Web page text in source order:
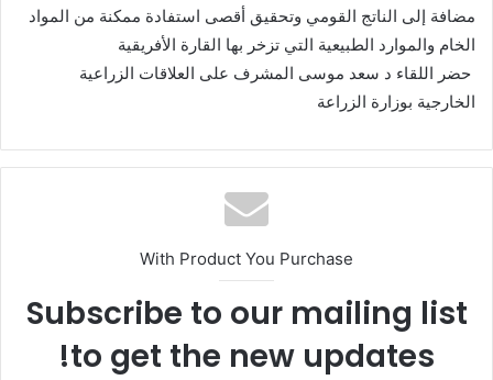
مضافة إلى الناتج القومي وتحقيق أقصى استفادة ممكنة من المواد
الخام والموارد الطبيعية التي تزخر بها القارة الأفريقية
‏ حضر اللقاء د سعد موسى المشرف على العلاقات الزراعية
الخارجية بوزارة الزراعة
With Product You Purchase
Subscribe to our mailing list
to get the new updates!